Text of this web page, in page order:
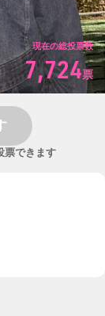
現在の総投票数
7,724票
票できます